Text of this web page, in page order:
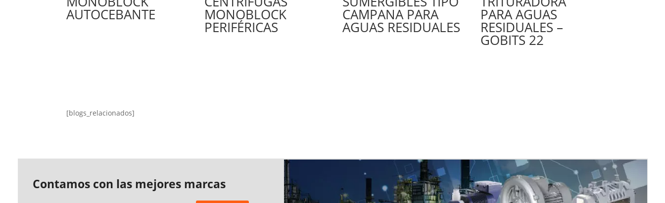
AUTOCEBANTE MONOBLOCK
PERIFÉRICAS
CAMPANA PARA
AGUAS RESIDUALES
PARA AGUAS
RESIDUALES –
GOBITS 22
[blogs_relacionados]
Contamos con las mejores marcas